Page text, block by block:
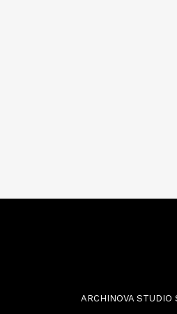
ARCHINOVA